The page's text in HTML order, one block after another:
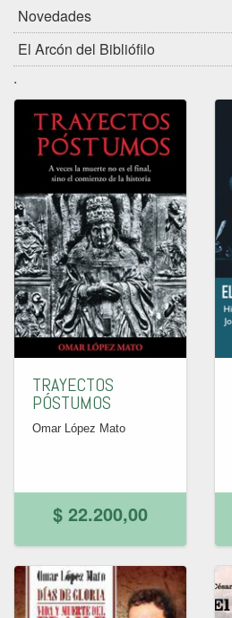
Novedades
El Arcón del Bibliófilo
.
TRAYECTOS
PÓSTUMOS
Omar López Mato
$ 22.200,00